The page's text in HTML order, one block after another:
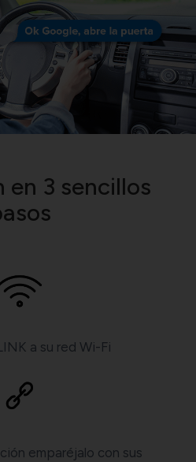
en 3 sencillos
a su red Wi-Fi
emparéjalo con sus